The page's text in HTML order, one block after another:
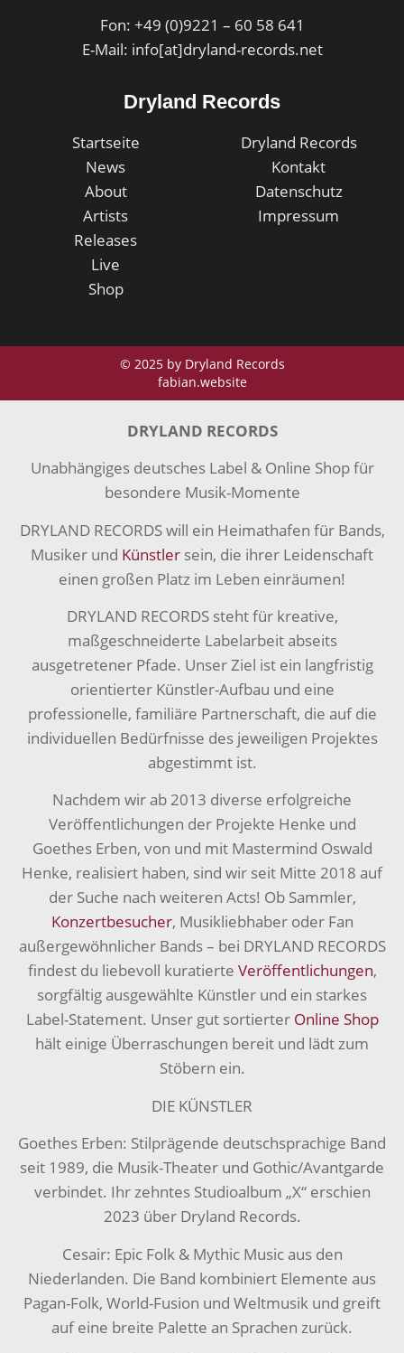
Fon: +49 (0)9221 – 60 58 641
E-Mail: info[at]dryland-records.net
Dryland Records
Startseite
News
About
Artists
Releases
Live
Shop
Dryland Records
Kontakt
Datenschutz
Impressum
© 2025 by Dryland Records
fabian.website
DRYLAND RECORDS
Unabhängiges deutsches Label & Online Shop für
besondere Musik-Momente
DRYLAND RECORDS will ein Heimathafen für Bands,
Musiker und Künstler sein, die ihrer Leidenschaft
einen großen Platz im Leben einräumen!
DRYLAND RECORDS steht für kreative,
maßgeschneiderte Labelarbeit abseits
ausgetretener Pfade. Unser Ziel ist ein langfristig
orientierter Künstler-Aufbau und eine
professionelle, familiäre Partnerschaft, die auf die
individuellen Bedürfnisse des jeweiligen Projektes
abgestimmt ist.
Nachdem wir ab 2013 diverse erfolgreiche
Veröffentlichungen der Projekte Henke und
Goethes Erben, von und mit Mastermind Oswald
Henke, realisiert haben, sind wir seit Mitte 2018 auf
der Suche nach weiteren Acts! Ob Sammler,
Konzertbesucher, Musikliebhaber oder Fan
außergewöhnlicher Bands – bei DRYLAND RECORDS
findest du liebevoll kuratierte Veröffentlichungen,
sorgfältig ausgewählte Künstler und ein starkes
Label-Statement. Unser gut sortierter Online Shop
hält einige Überraschungen bereit und lädt zum
Stöbern ein.
DIE KÜNSTLER
Goethes Erben: Stilprägende deutschsprachige Band
seit 1989, die Musik-Theater und Gothic/Avantgarde
verbindet. Ihr zehntes Studioalbum „X“ erschien
2023 über Dryland Records.
Cesair: Epic Folk & Mythic Music aus den
Niederlanden. Die Band kombiniert Elemente aus
Pagan-Folk, World-Fusion und Weltmusik und greift
auf eine breite Palette an Sprachen zurück.